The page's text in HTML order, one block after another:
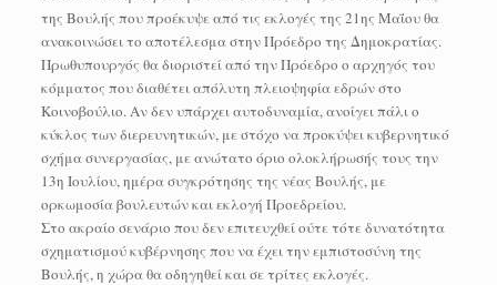
της Βουλής που προέκυψε από τις εκλογές της 21ης Μαΐου θα
ανακοινώσει το αποτέλεσμα στην Πρόεδρο της Δημοκρατίας.
Πρωθυπουργός θα διοριστεί από την Πρόεδρο ο αρχηγός του
κόμματος που διαθέτει απόλυτη πλειοψηφία εδρών στο
Κοινοβούλιο. Αν δεν υπάρχει αυτοδυναμία, ανοίγει πάλι ο
κύκλος των διερευνητικών, με στόχο να προκύψει κυβερνητικό
σχήμα συνεργασίας, με ανώτατο όριο ολοκλήρωσής τους την
13η Ιουλίου, ημέρα συγκρότησης της νέας Βουλής, με
ορκωμοσία βουλευτών και εκλογή Προεδρείου.
Στο ακραίο σενάριο που δεν επιτευχθεί ούτε τότε δυνατότητα
σχηματισμού κυβέρνησης που να έχει την εμπιστοσύνη της
Βουλής, η χώρα θα οδηγηθεί και σε τρίτες εκλογές.